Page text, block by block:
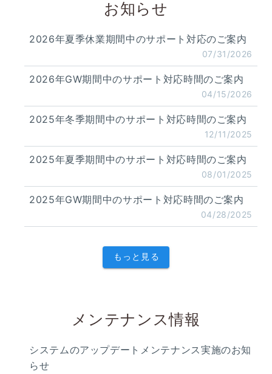
お知らせ
2026年夏季休業期間中のサポート対応のご案内
07/31/2026
2026年GW期間中のサポート対応時間のご案内
04/15/2026
2025年冬季期間中のサポート対応時間のご案内
12/11/2025
2025年夏季期間中のサポート対応時間のご案内
08/01/2025
2025年GW期間中のサポート対応時間のご案内
04/28/2025
もっと見る
メンテナンス情報
システムのアップデートメンテナンス実施のお知
らせ